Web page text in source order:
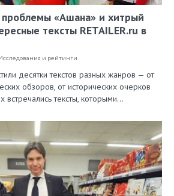
«Ашана» и хитрый
тексты RETAILER.ru в
и рейтинги
десятки текстов разных жанров — от
обзоров, от исторических очерков
тексты, которыми…